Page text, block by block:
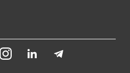
Instagram LinkedIn